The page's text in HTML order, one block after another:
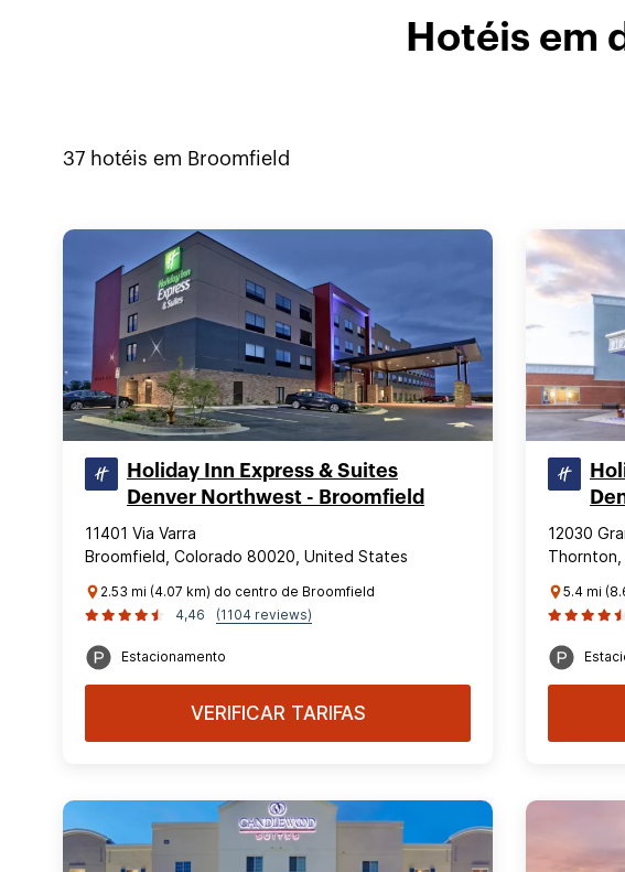
Hotéis em
37 hotéis em Broomfield
Holiday Inn Express & Suites
Denver Northwest - Broomfield
11401 Via Varra
Broomfield, Colorado 80020, United States
2.53 mi (4.07 km) do centro de Broomfield
4,46
(1104 reviews)
Estacionamento
VERIFICAR TARIFAS
12030
5.4 mi